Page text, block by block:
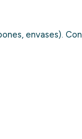
envases). Con